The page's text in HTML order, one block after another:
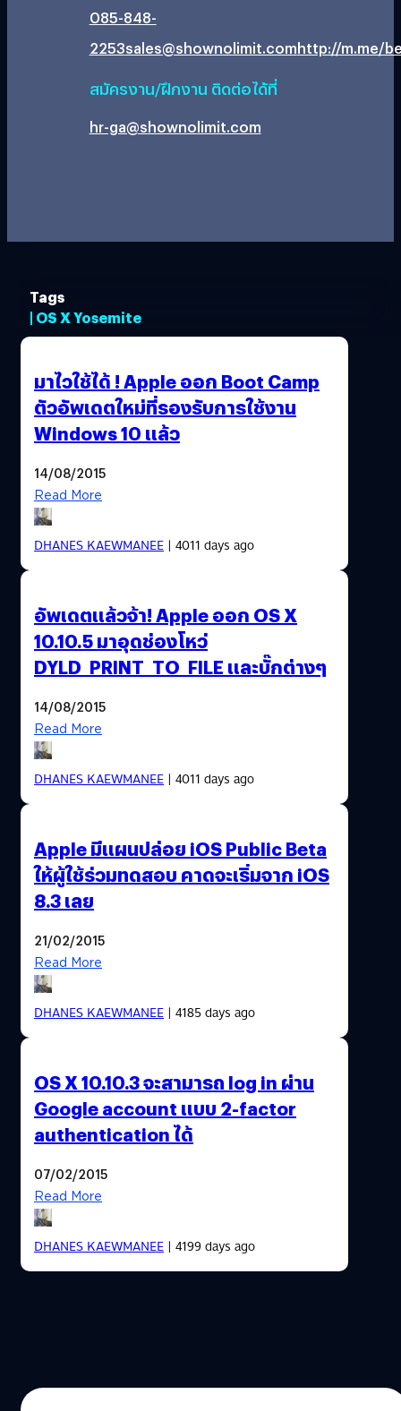
085-848-
2253sales@shownolimit.comhttp://m.me/
สมัครงาน/ฝึกงาน ติดต่อได้ที่
hr-ga@shownolimit.com
Tags
| OS X Yosemite
มาไวใช้ได้ ! Apple ออก Boot Camp
ตัวอัพเดตใหม่ที่รองรับการใช้งาน
Windows 10 แล้ว
14/08/2015
Read More
DHANES KAEWMANEE| 4011 days ago
อัพเดตแล้วจ้า! Apple ออก OS X
10.10.5 มาอุดช่องโหว่
DYLD_PRINT_TO_FILE และบั๊กต่างๆ
14/08/2015
Read More
DHANES KAEWMANEE| 4011 days ago
Apple มีแผนปล่อย iOS Public Beta
ให้ผู้ใช้ร่วมทดสอบ คาดจะเริ่มจาก iOS
8.3 เลย
21/02/2015
Read More
DHANES KAEWMANEE| 4185 days ago
OS X 10.10.3 จะสามารถ log in ผ่าน
Google account แบบ 2-factor
authentication ได้
07/02/2015
Read More
DHANES KAEWMANEE| 4199 days ago